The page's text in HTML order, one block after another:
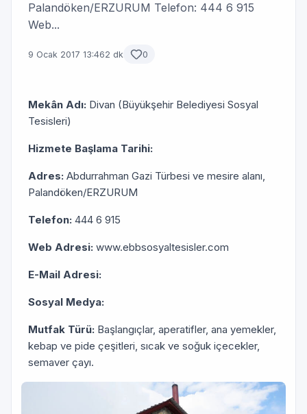
Palandöken/ERZURUM Telefon: 444 6 915
Web...
9 Ocak 2017 13:462 dk 0
Mekân Adı: Divan (Büyükşehir Belediyesi Sosyal
Tesisleri)
Hizmete Başlama Tarihi:
Adres: Abdurrahman Gazi Türbesi ve mesire alanı,
Palandöken/ERZURUM
Telefon: 444 6 915
Web Adresi: www.ebbsosyaltesisler.com
E-Mail Adresi:
Sosyal Medya:
Mutfak Türü: Başlangıçlar, aperatifler, ana yemekler,
kebap ve pide çeşitleri, sıcak ve soğuk içecekler,
semaver çayı.